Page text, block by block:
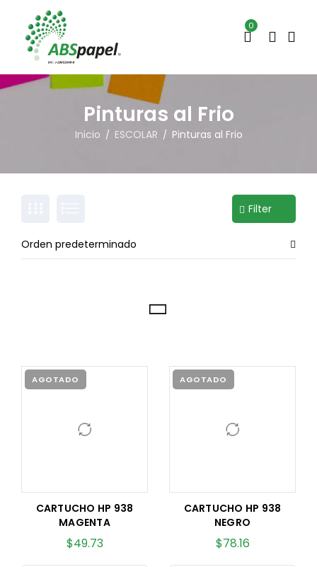
0
Pinturas al Frio
Inicio / ESCOLAR / Pinturas al Frio
Filter
Orden predeterminado
AGOTADO
CARTUCHO HP 938
MAGENTA
$49.73
AGOTADO
CARTUCHO HP 938
NEGRO
$78.16